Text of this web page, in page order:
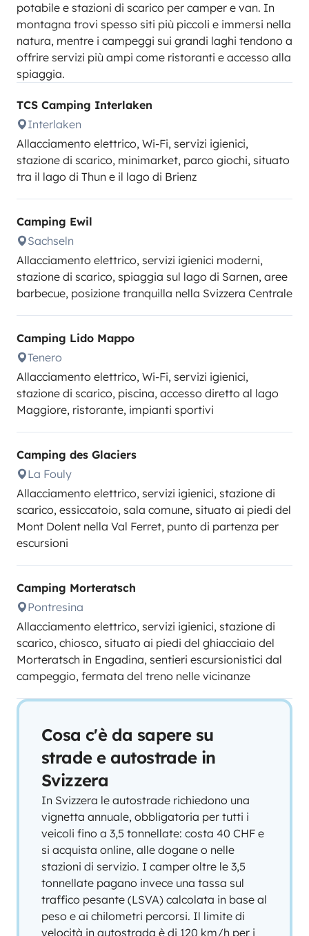
potabile e stazioni di scarico per camper e van. In
montagna trovi spesso siti più piccoli e immersi nella
natura, mentre i campeggi sui grandi laghi tendono a
offrire servizi più ampi come ristoranti e accesso alla
spiaggia.
TCS Camping Interlaken
Interlaken
Allacciamento elettrico, Wi-Fi, servizi igienici,
stazione di scarico, minimarket, parco giochi, situato
tra il lago di Thun e il lago di Brienz
Camping Ewil
Sachseln
Allacciamento elettrico, servizi igienici moderni,
stazione di scarico, spiaggia sul lago di Sarnen, aree
barbecue, posizione tranquilla nella Svizzera Centrale
Camping Lido Mappo
Tenero
Allacciamento elettrico, Wi-Fi, servizi igienici,
stazione di scarico, piscina, accesso diretto al lago
Maggiore, ristorante, impianti sportivi
Camping des Glaciers
La Fouly
Allacciamento elettrico, servizi igienici, stazione di
scarico, essiccatoio, sala comune, situato ai piedi del
Mont Dolent nella Val Ferret, punto di partenza per
escursioni
Camping Morteratsch
Pontresina
Allacciamento elettrico, servizi igienici, stazione di
scarico, chiosco, situato ai piedi del ghiacciaio del
Morteratsch in Engadina, sentieri escursionistici dal
campeggio, fermata del treno nelle vicinanze
Cosa c'è da sapere su
strade e autostrade in
Svizzera
In Svizzera le autostrade richiedono una
vignetta annuale, obbligatoria per tutti i
veicoli fino a 3,5 tonnellate: costa 40 CHF e
si acquista online, alle dogane o nelle
stazioni di servizio. I camper oltre le 3,5
tonnellate pagano invece una tassa sul
traffico pesante (LSVA) calcolata in base al
peso e ai chilometri percorsi. Il limite di
velocità in autostrada è di 120 km/h per i